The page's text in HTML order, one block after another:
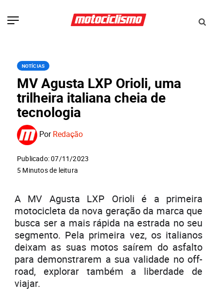
NOTÍCIAS
MV Agusta LXP Orioli, uma
trilheira italiana cheia de
tecnologia
PorRedação
Publicado: 07/11/2023
5 Minutos de leitura
A MV Agusta LXP Orioli é a primeira
motocicleta da nova geração da marca que
busca ser a mais rápida na estrada no seu
segmento. Pela primeira vez, os italianos
deixam as suas motos saírem do asfalto
para demonstrarem a sua validade no off-
road, explorar também a liberdade de
viajar.